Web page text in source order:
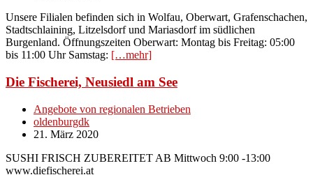
Unsere Filialen befinden sich in Wolfau, Oberwart, Grafenschachen,
Stadtschlaining, Litzelsdorf und Mariasdorf im südlichen
Burgenland. Öffnungszeiten Oberwart: Montag bis Freitag: 05:00
bis 11:00 Uhr Samstag: […mehr]
Die Fischerei, Neusiedl am See
Angebote von regionalen Betrieben
oldenburgdk
21. März 2020
SUSHI FRISCH ZUBEREITET AB Mittwoch 9:00 -13:00
www.diefischerei.at